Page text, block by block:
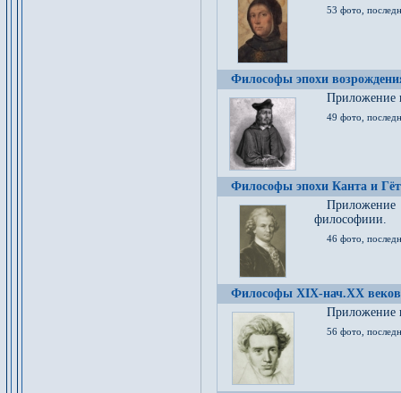
53 фото,
Философы эпохи
Приложение
49 фото,
Философы эпохи Канта и
философиии.
46 фото,
Философы XIX-нач.XX веков
Приложение
56 фото,